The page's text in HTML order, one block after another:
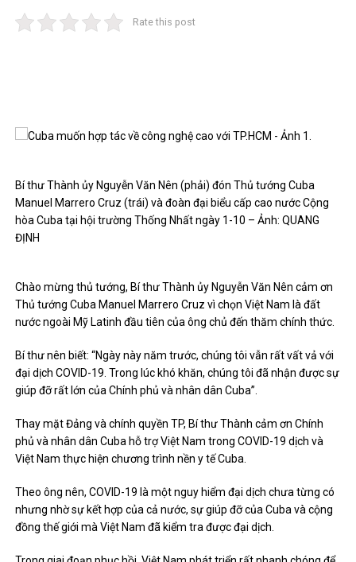
Rate this post
Bí thư Thành ủy Nguyễn Văn Nên (phải) đón Thủ tướng Cuba
Manuel Marrero Cruz (trái) và đoàn đại biểu cấp cao nước Cộng
hòa Cuba tại hội trường Thống Nhất ngày 1-10 – Ảnh: QUANG
ĐỊNH
Chào mừng thủ tướng, Bí thư Thành ủy Nguyễn Văn Nên cảm ơn
Thủ tướng Cuba Manuel Marrero Cruz vì chọn Việt Nam là đất
nước ngoài Mỹ Latinh đầu tiên của ông chủ đến thăm chính thức.
Bí thư nên biết: “Ngày này năm trước, chúng tôi vẫn rất vất vả với
đại dịch COVID-19. Trong lúc khó khăn, chúng tôi đã nhận được sự
giúp đỡ rất lớn của Chính phủ và nhân dân Cuba”.
Thay mặt Đảng và chính quyền TP, Bí thư Thành cảm ơn Chính
phủ và nhân dân Cuba hỗ trợ Việt Nam trong COVID-19 dịch và
Việt Nam thực hiện chương trình nền y tế Cuba.
Theo ông nên, COVID-19 là một nguy hiểm đại dịch chưa từng có
nhưng nhờ sự kết hợp của cả nước, sự giúp đỡ của Cuba và cộng
đồng thế giới mà Việt Nam đã kiểm tra được đại dịch.